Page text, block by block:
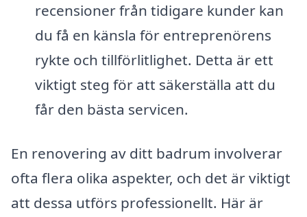
recensioner från tidigare kunder kan
du få en känsla för entreprenörens
rykte och tillförlitlighet. Detta är ett
viktigt steg för att säkerställa att du
får den bästa servicen.
En renovering av ditt badrum involverar
ofta flera olika aspekter, och det är viktigt
att dessa utförs professionellt. Här är